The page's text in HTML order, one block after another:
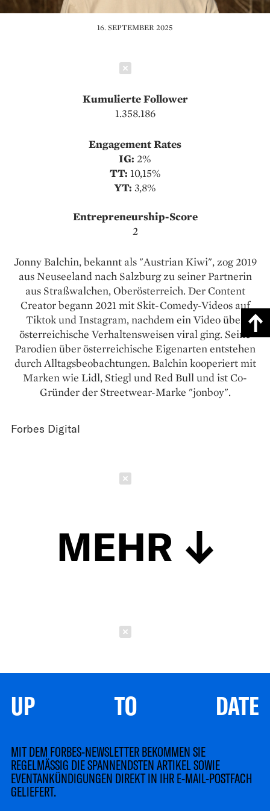
16. SEPTEMBER 2025
Kumulierte Follower
1.358.186
Engagement Rates
IG: 2%
TT: 10,15%
YT: 3,8%
Entrepreneurship-Score
2
Jonny Balchin, bekannt als "Austrian Kiwi", zog 2019
aus Neuseeland nach Salzburg zu seiner Partnerin
aus Straßwalchen, Oberösterreich. Der Content
Creator begann 2021 mit Skit-Comedy-Videos auf
Tiktok und Instagram, nachdem ein Video über
österreichische Verhaltensweisen viral ging. Seine
Parodien über österreichische Eigenarten entstehen
durch Alltagsbeobachtungen. Balchin kooperiert mit
Marken wie Lidl, Stiegl und Red Bull und ist Co-
Gründer der Streetwear-Marke "jonboy".
Forbes Digital
MEHR
UP TO DATE
MIT DEM FORBES-NEWSLETTER BEKOMMEN SIE
REGELMÄSSIG DIE SPANNENDSTEN ARTIKEL SOWIE
EVENTANKÜNDIGUNGEN DIREKT IN IHR E-MAIL-POSTFACH
GELIEFERT.